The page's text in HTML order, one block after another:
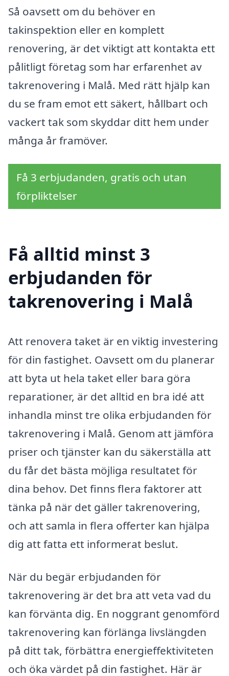
Så oavsett om du behöver en
takinspektion eller en komplett
renovering, är det viktigt att kontakta ett
pålitligt företag som har erfarenhet av
takrenovering i Malå. Med rätt hjälp kan
du se fram emot ett säkert, hållbart och
vackert tak som skyddar ditt hem under
många år framöver.
Få 3 erbjudanden, gratis och utan
förpliktelser
Få alltid minst 3
erbjudanden för
takrenovering i Malå
Att renovera taket är en viktig investering
för din fastighet. Oavsett om du planerar
att byta ut hela taket eller bara göra
reparationer, är det alltid en bra idé att
inhandla minst tre olika erbjudanden för
takrenovering i Malå. Genom att jämföra
priser och tjänster kan du säkerställa att
du får det bästa möjliga resultatet för
dina behov. Det finns flera faktorer att
tänka på när det gäller takrenovering,
och att samla in flera offerter kan hjälpa
dig att fatta ett informerat beslut.
När du begär erbjudanden för
takrenovering är det bra att veta vad du
kan förvänta dig. En noggrant genomförd
takrenovering kan förlänga livslängden
på ditt tak, förbättra energieffektiviteten
och öka värdet på din fastighet. Här är